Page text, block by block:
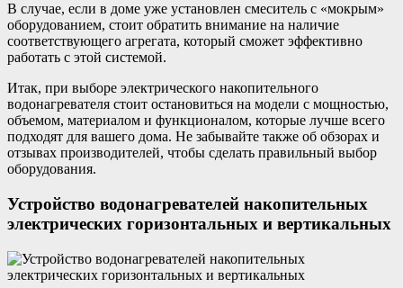
В случае, если в доме уже установлен смеситель с «мокрым»
оборудованием, стоит обратить внимание на наличие
соответствующего агрегата, который сможет эффективно
работать с этой системой.
Итак, при выборе электрического накопительного
водонагревателя стоит остановиться на модели с мощностью,
объемом, материалом и функционалом, которые лучше всего
подходят для вашего дома. Не забывайте также об обзорах и
отзывах производителей, чтобы сделать правильный выбор
оборудования.
Устройство водонагревателей накопительных
электрических горизонтальных и вертикальных